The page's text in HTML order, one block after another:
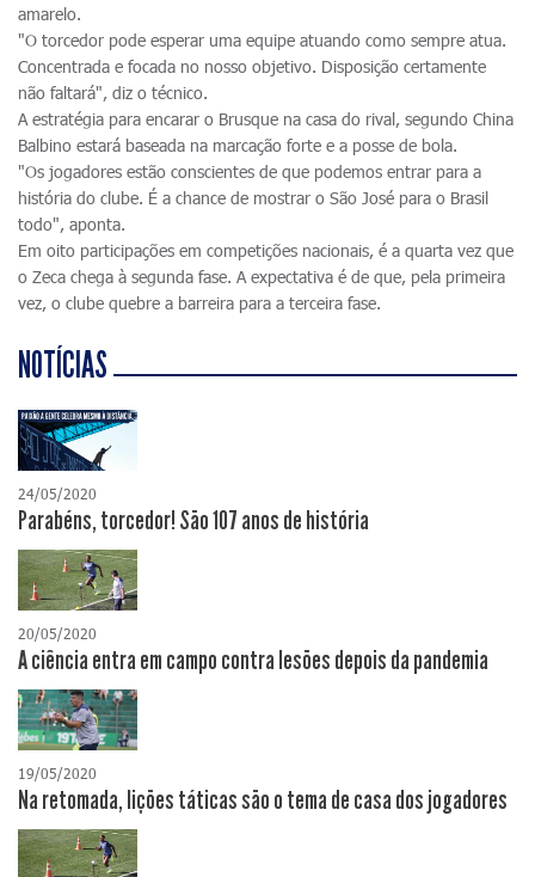
amarelo.
"O torcedor pode esperar uma equipe atuando como sempre atua.
Concentrada e focada no nosso objetivo. Disposição certamente
não faltará", diz o técnico.
A estratégia para encarar o Brusque na casa do rival, segundo China
Balbino estará baseada na marcação forte e a posse de bola.
"Os jogadores estão conscientes de que podemos entrar para a
história do clube. É a chance de mostrar o São José para o Brasil
todo", aponta.
Em oito participações em competições nacionais, é a quarta vez que
o Zeca chega à segunda fase. A expectativa é de que, pela primeira
vez, o clube quebre a barreira para a terceira fase.
NOTÍCIAS
24/05/2020
Parabéns, torcedor! São 107 anos de história
20/05/2020
A ciência entra em campo contra lesões depois da pandemia
19/05/2020
Na retomada, lições táticas são o tema de casa dos jogadores